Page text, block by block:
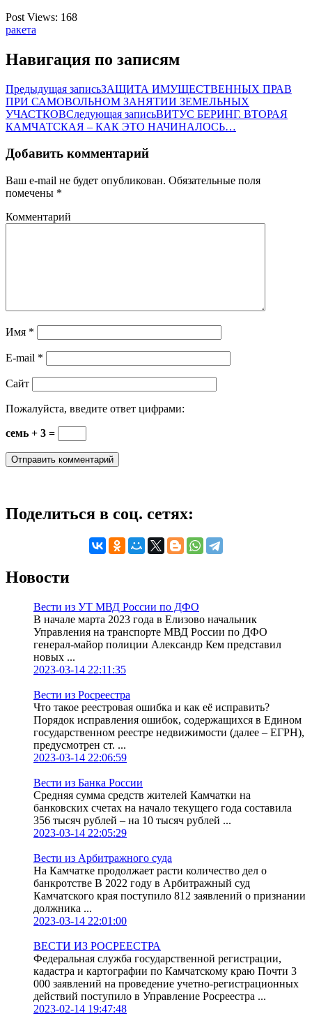
Post Views: 168
ракета
Навигация по записям
Предыдущая записьЗАЩИТА ИМУЩЕСТВЕННЫХ ПРАВ
ПРИ САМОВОЛЬНОМ ЗАНЯТИИ ЗЕМЕЛЬНЫХ
УЧАСТКОВСледующая записьВИТУС БЕРИНГ. ВТОРАЯ
КАМЧАТСКАЯ – КАК ЭТО НАЧИНАЛОСЬ…
Добавить комментарий
Ваш e-mail не будет опубликован. Обязательные поля
помечены *
Комментарий
Имя *
E-mail *
Сайт
Пожалуйста, введите ответ цифрами:
семь + 3 =
Поделиться в соц. сетях:
Новости
Вести из УТ МВД России по ДФО
В начале марта 2023 года в Елизово начальник
Управления на транспорте МВД России по ДФО
генерал-майор полиции Александр Кем представил
новых ...
2023-03-14 22:11:35
Вести из Росреестра
Что такое реестровая ошибка и как её исправить?
Порядок исправления ошибок, содержащихся в Едином
государственном реестре недвижимости (далее – ЕГРН),
предусмотрен ст. ...
2023-03-14 22:06:59
Вести из Банка России
Средняя сумма средств жителей Камчатки на
банковских счетах на начало текущего года составила
356 тысяч рублей – на 10 тысяч рублей ...
2023-03-14 22:05:29
Вести из Арбитражного суда
На Камчатке продолжает расти количество дел о
банкротстве В 2022 году в Арбитражный суд
Камчатского края поступило 812 заявлений о признании
должника ...
2023-03-14 22:01:00
ВЕСТИ ИЗ РОСРЕЕСТРА
Федеральная служба государственной регистрации,
кадастра и картографии по Камчатскому краю Почти 3
000 заявлений на проведение учетно-регистрационных
действий поступило в Управление Росреестра ...
2023-02-14 19:47:48